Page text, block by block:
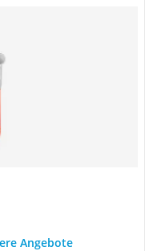
Angebote